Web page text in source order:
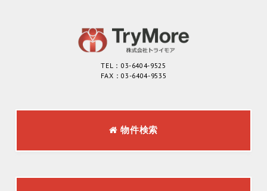
TEL：03-6404-9525
FAX：03-6404-9535
物件検索